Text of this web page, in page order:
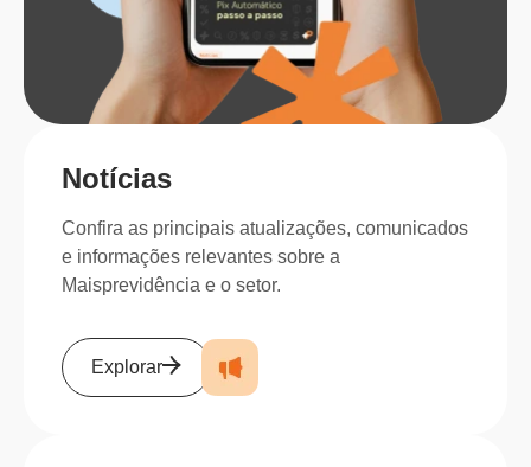
Notícias
Confira as principais atualizações, comunicados
e informações relevantes sobre a
Maisprevidência e o setor.
Explorar